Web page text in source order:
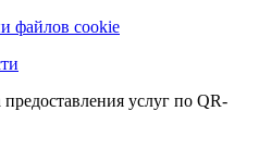
файлов cookie
услуг по QR-